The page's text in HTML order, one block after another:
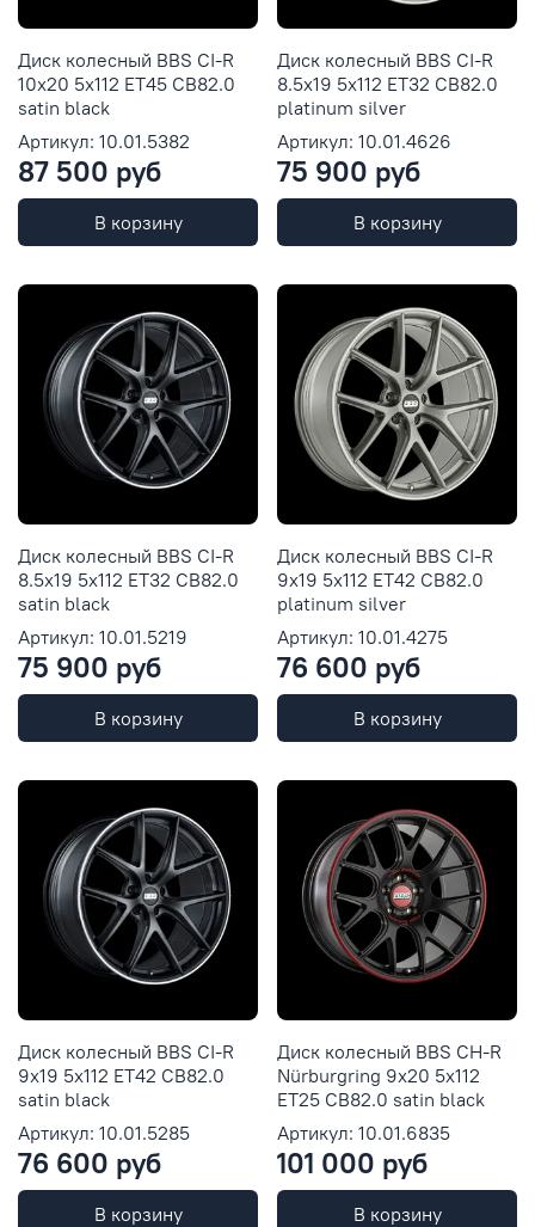
Диск колесный BBS CI-R
10x20 5x112 ET45 CB82.0
satin black
Артикул: 10.01.5382
87 500 руб
В корзину
Диск колесный BBS CI-R
8.5x19 5x112 ET32 CB82.0
platinum silver
Артикул: 10.01.4626
75 900 руб
В корзину
Диск колесный BBS CI-R
8.5x19 5x112 ET32 CB82.0
satin black
Артикул: 10.01.5219
75 900 руб
В корзину
Диск колесный BBS CI-R
9x19 5x112 ET42 CB82.0
platinum silver
Артикул: 10.01.4275
76 600 руб
В корзину
Диск колесный BBS CI-R
9x19 5x112 ET42 CB82.0
satin black
Артикул: 10.01.5285
76 600 руб
В корзину
Диск колесный BBS CH-R
Nürburgring 9x20 5x112
ET25 CB82.0 satin black
Артикул: 10.01.6835
101 000 руб
В корзину